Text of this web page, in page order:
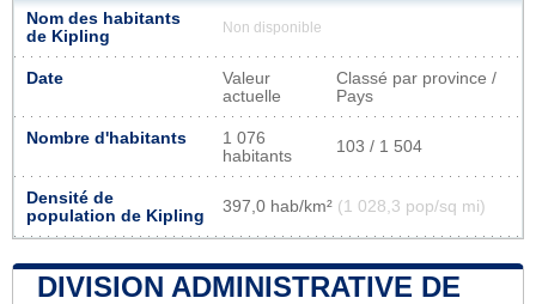
Nom des habitants
de Kipling
Non disponible
Date
Valeur
actuelle
Classé par province /
Pays
Nombre d'habitants
1 076
habitants
103 / 1 504
Densité de
population de Kipling
397,0 hab/km² (1 028,3 pop/sq mi)
DIVISION ADMINISTRATIVE DE